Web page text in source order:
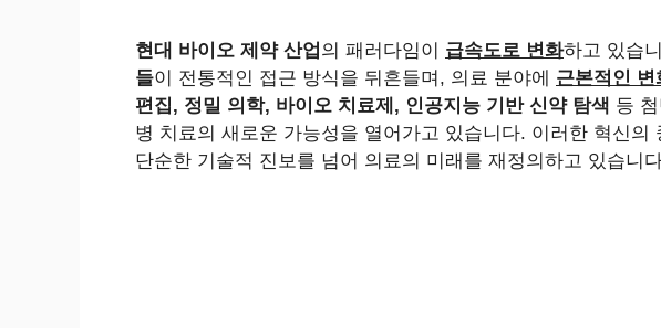
현대 바이오 제약 산업 의 패러다임이 급속도로 변화하고 있습
들이 전통적인 접근 방식을 뒤흔들며, 의료 분야에 근본적인
편집, 정밀 의학, 바이오 치료제, 인공지능 기반 신약 탐색 등
병 치료의 새로운 가능성을 열어가고 있습니다. 이러한 혁신의
단순한 기술적 진보를 넘어 의료의 미래를 재정의하고 있습니